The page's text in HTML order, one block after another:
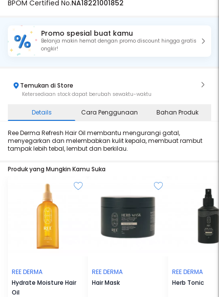
BPOM Certified No.NA18221001852
Promo spesial buat kamu
Belanja makin hemat dengan promo discount hingga gratis
ongkir!
Temukan di Store
Ketersediaan stock dapat berubah sewaktu-waktu
Details Cara Penggunaan Bahan Produk
Ree Derma Refresh Hair Oil membantu mengurangi gatal,
menyegarkan dan melembabkan kulit kepala, membuat rambut
tampak lebih tebal, lembut dan berkilau.
Produk yang Mungkin Kamu Suka
REE DERMA
Hydrate Moisture Hair
Oil
REE DERMA
Hair Mask
REE DERMA
Herb Tonic